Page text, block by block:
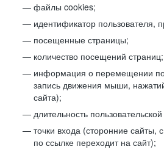
файлы cookies;
идентификатор пользователя,
посещенные страницы;
количество посещений страниц;
информация о перемещении по
запись движения мыши,
сайта);
длительность
точки входа (сторонние сайты,
по ссылке переходит на сайт);